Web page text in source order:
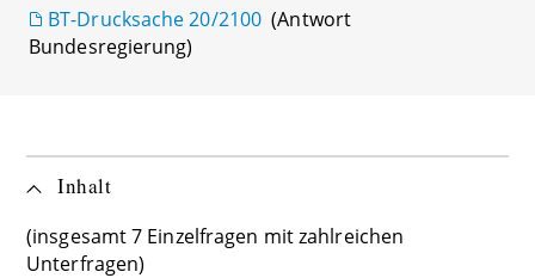
BT-Drucksache 20/2100 (Antwort
Bundesregierung)
Inhalt
(insgesamt 7 Einzelfragen mit zahlreichen
Unterfragen)